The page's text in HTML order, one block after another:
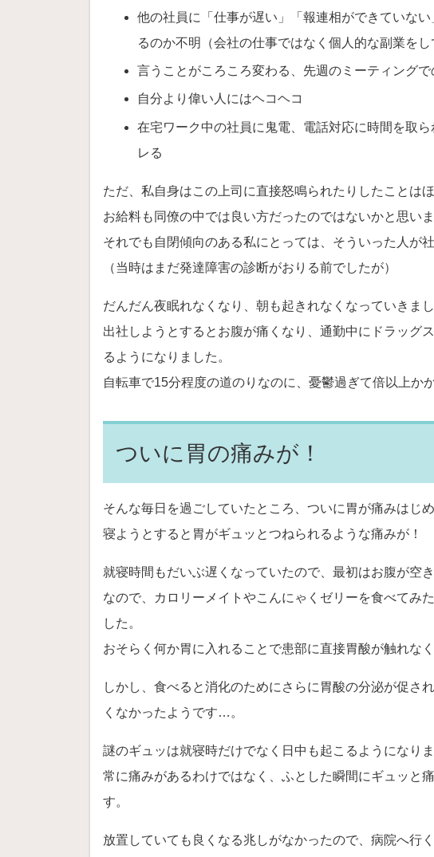
他の社員に「仕事が遅い」「報連相ができていな
るのか不明（会社の仕事ではなく個人的な副業を
言うことがころころ変わる、先週のミーティング
自分より偉い人にはヘコヘコ
在宅ワーク中の社員に鬼電、電話対応に時間を取
レる
ただ、私自身はこの上司に直接怒鳴られたりしたことは
お給料も同僚の中では良い方だったのではないかと思いま
それでも自閉傾向のある私にとっては、そういった人が
（当時はまだ発達障害の診断がおりる前でしたが）
だんだん夜眠れなくなり、朝も起きれなくなっていきまし
出社しようとするとお腹が痛くなり、通勤中にドラッグ
るようになりました。
自転車で15分程度の道のりなのに、憂鬱過ぎて倍以上か
ついに胃の痛みが！
そんな毎日を過ごしていたところ、ついに胃が痛みはじめ
寝ようとすると胃がギュッとつねられるような痛みが！
就寝時間もだいぶ遅くなっていたので、最初はお腹が空
なので、カロリーメイトやこんにゃくゼリーを食べてみ
した。
おそらく何か胃に入れることで患部に直接胃酸が触れな
しかし、食べると消化のためにさらに胃酸の分泌が促さ
くなかったようです…。
謎のギュッは就寝時だけでなく日中も起こるようになりま
常に痛みがあるわけではなく、ふとした瞬間にギュッと
す。
放置していても良くなる兆しがなかったので、病院へ行